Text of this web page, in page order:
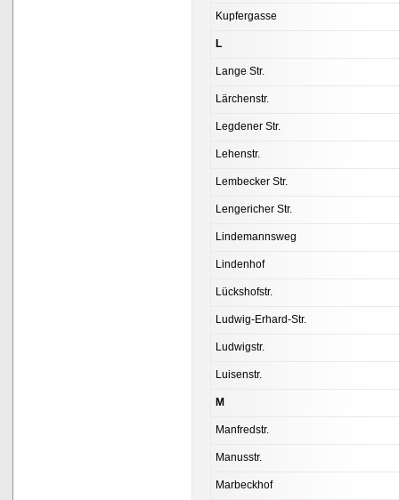
Kupfergasse
L
Lange Str.
Lärchenstr.
Legdener Str.
Lehenstr.
Lembecker Str.
Lengericher Str.
Lindemannsweg
Lindenhof
Lückshofstr.
Ludwig-Erhard-Str.
Ludwigstr.
Luisenstr.
M
Manfredstr.
Manusstr.
Marbeckhof